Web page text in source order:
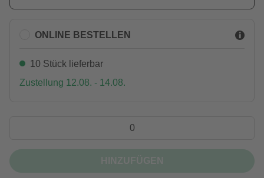
ONLINE BESTELLEN
10 Stück lieferbar
Zustellung 12.08. - 14.08.